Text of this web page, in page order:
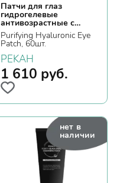
Патчи для глаз
гидрогелевые
антивозрастные с
коллагеном и
гиалуроновой кислотой
Purifying Hyaluronic Eye
Patch, 60шт.
PEKAH
1 610 руб.
нет в
наличии